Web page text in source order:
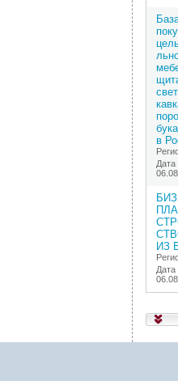
в
ИЗ